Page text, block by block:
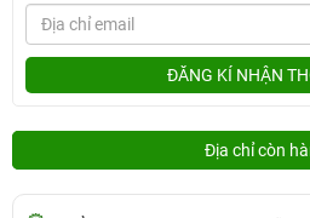
ĐĂNG KÍ NHẬN
Địa chỉ còn